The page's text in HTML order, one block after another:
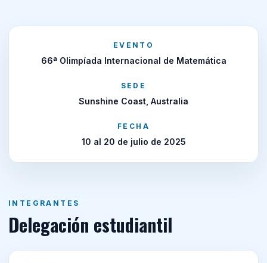
EVENTO
66ª Olimpíada Internacional de Matemática
SEDE
Sunshine Coast, Australia
FECHA
10 al 20 de julio de 2025
INTEGRANTES
Delegación estudiantil